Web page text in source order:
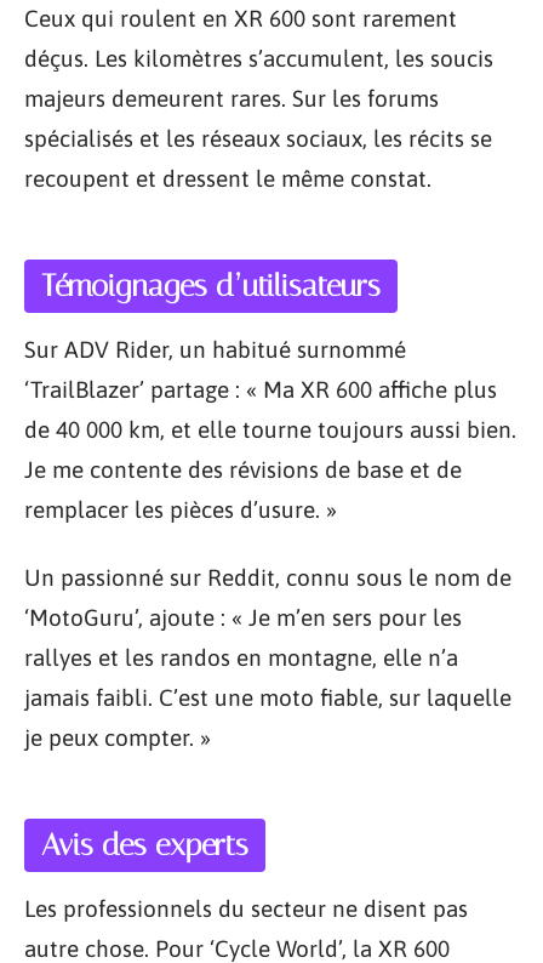
Ceux qui roulent en XR 600 sont rarement
déçus. Les kilomètres s’accumulent, les soucis
majeurs demeurent rares. Sur les forums
spécialisés et les réseaux sociaux, les récits se
recoupent et dressent le même constat.
Témoignages d’utilisateurs
Sur ADV Rider, un habitué surnommé
‘TrailBlazer’ partage : « Ma XR 600 affiche plus
de 40 000 km, et elle tourne toujours aussi bien.
Je me contente des révisions de base et de
remplacer les pièces d’usure. »
Un passionné sur Reddit, connu sous le nom de
‘MotoGuru’, ajoute : « Je m’en sers pour les
rallyes et les randos en montagne, elle n’a
jamais faibli. C’est une moto fiable, sur laquelle
je peux compter. »
Avis des experts
Les professionnels du secteur ne disent pas
autre chose. Pour ‘Cycle World’, la XR 600